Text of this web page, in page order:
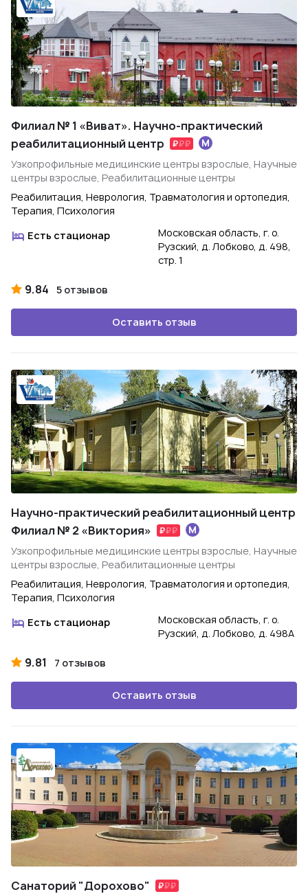
Филиал № 1 «Виват». Научно-практический
реабилитационный центр
Узкопрофильные медицинские центры взрослые, Научные
центры взрослые, Реабилитационные центры
Реабилитация, Неврология, Травматология и ортопедия,
Терапия, Психология
Есть стационар
Московская область, г. о.
Рузский, д. Лобково, д. 498,
стр. 1
9.84 5 отзывов
Оставить отзыв
Научно-практический реабилитационный центр
Филиал № 2 «Виктория»
Узкопрофильные медицинские центры взрослые, Научные
центры взрослые, Реабилитационные центры
Реабилитация, Неврология, Травматология и ортопедия,
Терапия, Психология
Есть стационар
Московская область, г. о.
Рузский, д. Лобково, д. 498А
9.81 7 отзывов
Оставить отзыв
Санаторий "Дорохово"